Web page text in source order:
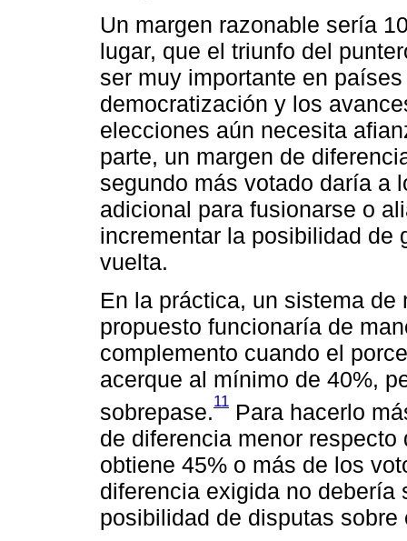
Un margen razonable sería
lugar, que el triunfo del
ser muy importante en
democratización y los
elecciones aún necesita
parte, un margen de
segundo más votado daría a
adicional para fusionarse o
incrementar la posibilidad de
vuelta.
En la práctica, un sistema
propuesto funcionaría de
complemento cuando el
acerque al mínimo de 40%,
sobrepase.11 Para hacerlo
de diferencia menor
obtiene 45% o más de los
diferencia exigida no debería
posibilidad de disputas sobre